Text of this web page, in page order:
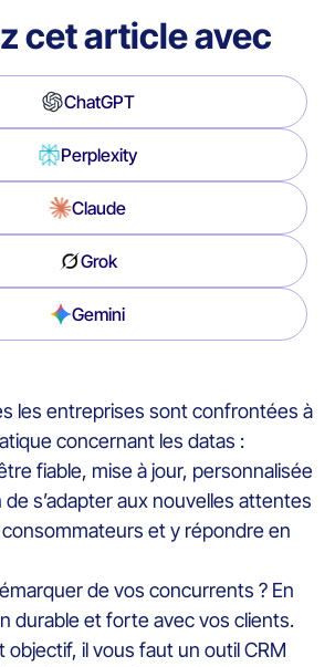
cet article avec
ChatGPT
Perplexity
Claude
Grok
Gemini
les entreprises sont confrontées à
concernant les datas :
fiable, mise à jour, personnalisée
de s’adapter aux nouvelles attentes
et y répondre en
de vos concurrents ? En
durable et forte avec vos clients.
objectif, ilvous faut un outilCRM